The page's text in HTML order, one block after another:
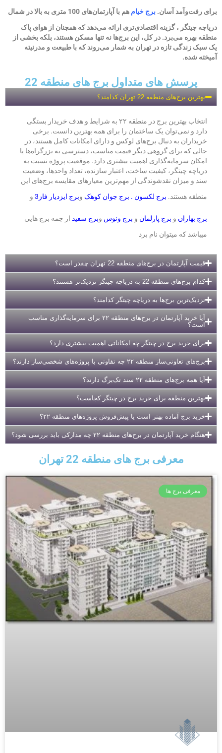
برای رفت‌وآمد آسان. برج خیام
هم با آپارتمان‌های 100 متری به بالا در شمال
دریاچه چیتگر ، گزینه اقتصادی‌تری ارائه می‌دهد که همچنان از هوای پاک
منطقه بهره می‌برد. در کل، این برج‌ها نه تنها مسکن هستند، بلکه بخشی از
یک سبک زندگی تازه در تهران به شمار می‌روند که با طبیعت و مدرنیته
آمیخته شده.
پرسش های متداول برج های منطقه 22
بهترین برج‌های منطقه 22 تهران کدامند؟
انتخاب بهترین برج در منطقه ۲۲ به شرایط و هدف خریدار بستگی
دارد و نمی‌توان یک ساختمان را برای همه بهترین دانست. برخی
خریداران به دنبال برج‌های لوکس و دارای امکانات کامل هستند، در
حالی که برای گروهی دیگر قیمت مناسب، دسترسی به بزرگراه‌ها یا
امکان سرمایه‌گذاری اهمیت بیشتری دارد. موقعیت پروژه نسبت به
دریاچه چیتگر، کیفیت ساخت، اعتبار سازنده، تعداد واحدها، وضعیت
سند و میزان نقدشوندگی از مهم‌ترین معیارهای مقایسه برج‌های این
منطقه هستند.برج لکسون . برج جوان کوهکو برج ایزدیار فاز3 و
برج بهارانو برج پارلمانو برج ونوسو برج سفیداز جمه برج هایی
میباشد که میتوان نام برد
قیمت آپارتمان در برج‌های منطقه 22 تهران چقدر است؟
کدام برج‌های منطقه 22 به دریاچه چیتگر نزدیک‌تر هستند؟
نزدیک‌ترین برج‌ها به دریاچه چیتگر کدامند؟
آیا خرید آپارتمان در برج‌های منطقه ۲۲ برای سرمایه‌گذاری مناسب
است؟
برای خرید برج در چیتگر چه امکاناتی اهمیت بیشتری دارد؟
برج‌های تعاونی‌ساز منطقه ۲۲ چه تفاوتی با پروژه‌های شخصی‌ساز دارند؟
آیا همه برج‌های منطقه ۲۲ سند تک‌برگ دارند؟
بهترین منطقه برای خرید برج در چیتگر کجاست؟
خرید برج آماده بهتر است یا پیش‌فروش پروژه‌های منطقه ۲۲؟
هنگام خرید آپارتمان در برج‌های منطقه ۲۲ چه مدارکی باید بررسی شود؟
معرفی برج های منطقه 22 تهران
معرفی برج ها